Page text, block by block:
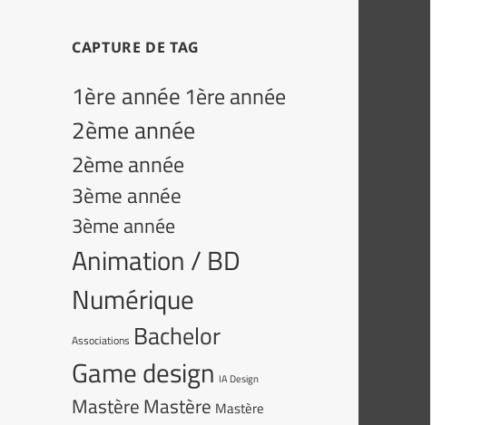
CAPTURE DE TAG
1ère année1ère année
2ème année
2ème année
3ème année
3ème année
Animation / BD
Numérique
Associations Bachelor
Game design IA Design
MastèreMastère Mastère